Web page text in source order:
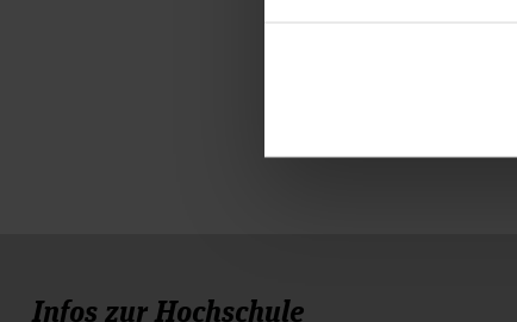
Infos zur Hochschule